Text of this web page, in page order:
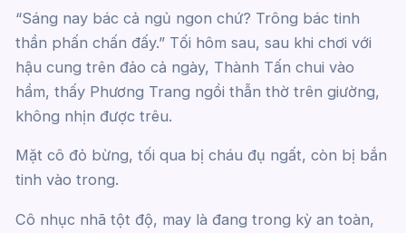
“Sáng nay bác cả ngủ ngon chứ? Trông bác tinh
thần phấn chấn đấy.” Tối hôm sau, sau khi chơi với
hậu cung trên đảo cả ngày, Thành Tấn chui vào
hầm, thấy Phương Trang ngồi thẫn thờ trên giường,
không nhịn được trêu.
Mặt cô đỏ bừng, tối qua bị cháu đụ ngất, còn bị bắn
tinh vào trong.
Cô nhục nhã tột độ, may là đang trong kỳ an toàn,